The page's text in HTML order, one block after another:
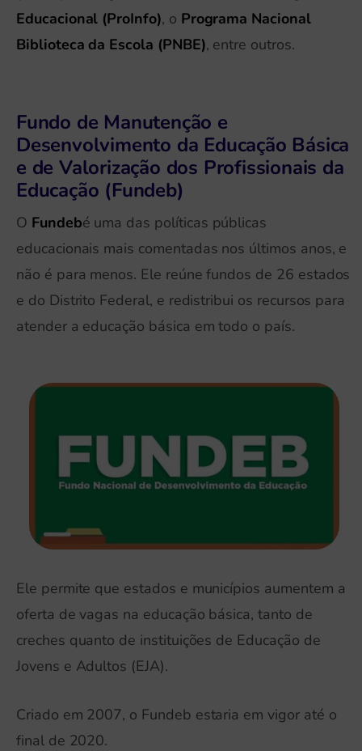
Educacional (ProInfo), o Programa Nacional
Biblioteca da Escola (PNBE), entre outros.
Fundo de Manutenção e
Desenvolvimento da Educação Básica
e de Valorização dos Profissionais da
Educação (Fundeb)
O Fundebé uma das políticas públicas
educacionais mais comentadas nos últimos anos, e
não é para menos. Ele reúne fundos de 26 estados
e do Distrito Federal, e redistribui os recursos para
atender a educação básica em todo o país.
Ele permite que estados e municípios aumentem a
oferta de vagas na educação básica, tanto de
creches quanto de instituições de Educação de
Jovens e Adultos (EJA).
Criado em 2007, o Fundeb estaria em vigor até o
final de 2020.